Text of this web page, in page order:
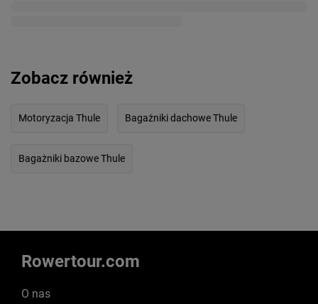
Zobacz również
Motoryzacja Thule Bagażniki dachowe Thule
Bagażniki bazowe Thule
Rowertour.com
O nas